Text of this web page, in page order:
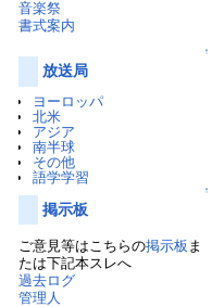
音楽祭
書式案内
↑
放送局
ヨーロッパ
北米
アジア
南半球
その他
語学学習
↑
掲示板
ご意見等はこちらの掲示板 ま
たは下記本スレへ
過去ログ
管理人